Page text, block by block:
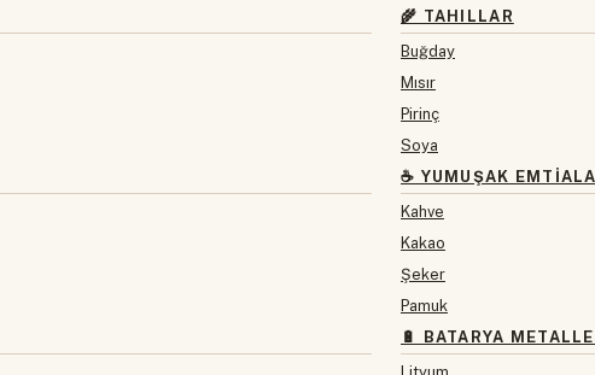
🌾 TAHILLAR
Buğday
Mısır
Pirinç
Soya
☕ YUMUŞAK
Kahve
Kakao
Şeker
Pamuk
🔋 BATARYA